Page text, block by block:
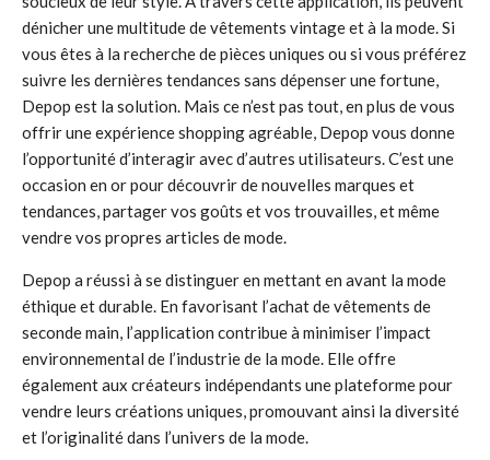
dénicher une multitude de vêtements vintage et à la mode. Si
vous êtes à la recherche de pièces uniques ou si vous préférez
suivre les dernières tendances sans dépenser une fortune,
Depop est la solution. Mais ce n’est pas tout, en plus de vous
offrir une expérience shopping agréable, Depop vous donne
l’opportunité d’interagir avec d’autres utilisateurs. C’est une
occasion en or pour découvrir de nouvelles marques et
tendances, partager vos goûts et vos trouvailles, et même
vendre vos propres articles de mode.
Depop a réussi à se distinguer en mettant en avant la mode
éthique et durable. En favorisant l’achat de vêtements de
seconde main, l’application contribue à minimiser l’impact
environnemental de l’industrie de la mode. Elle offre
également aux créateurs indépendants une plateforme pour
vendre leurs créations uniques, promouvant ainsi la diversité
et l’originalité dans l’univers de la mode.